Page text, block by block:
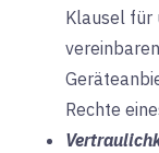
Klausel für
Rechte